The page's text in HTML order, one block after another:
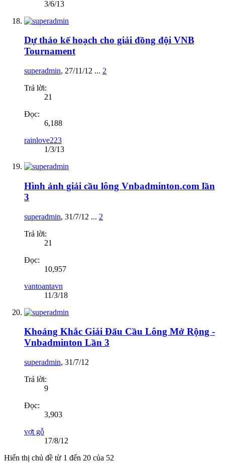
3/6/13
Dự thảo kế hoạch cho giải đồng đội VNB
Tournament
superadmin, 27/11/12 ... 2
Trả lời:
21
Đọc:
6,188
rainlove223
1/3/13
Hình ảnh giải cầu lông Vnbadminton.com lần
3
superadmin, 31/7/12 ... 2
Trả lời:
21
Đọc:
10,957
vantoantavn
11/3/18
Khoảng Khắc Giải Đấu Cầu Lông Mở Rộng -
Vnbadminton Lần 3
superadmin, 31/7/12
Trả lời:
9
Đọc:
3,903
vợt gỗ
17/8/12
Hiển thị chủ đề từ 1 đến 20 của 52